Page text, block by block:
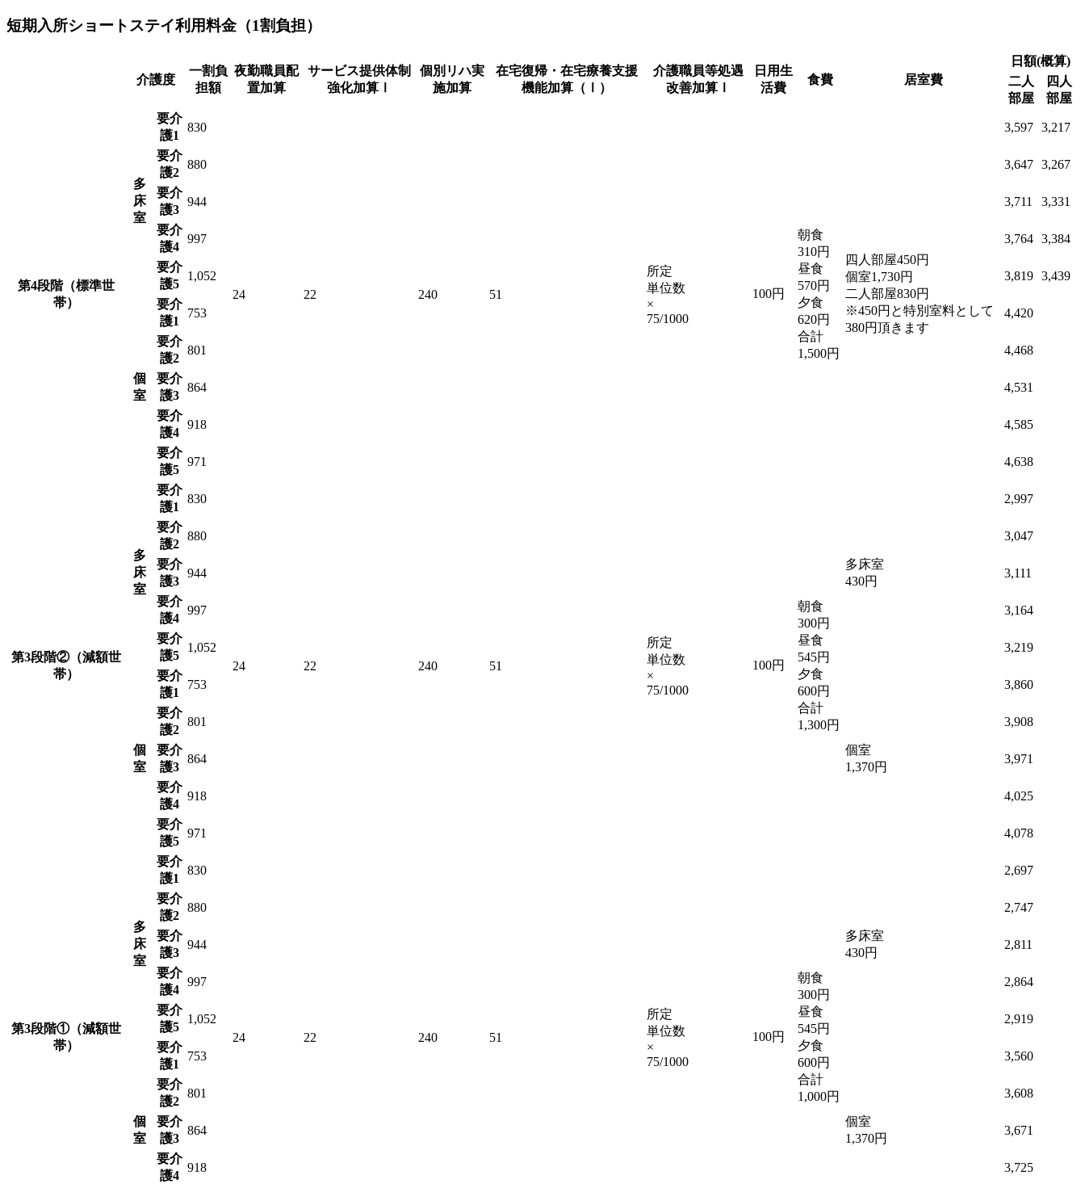
短期入所ショートステイ利用料金（1割負担）
介護度
一割負
担額
夜勤職員配
置加算
サービス提供体制
強化加算Ⅰ
個別リハ実
施加算
在宅復帰・在宅療養支援
機能加算（Ⅰ）
介護職員等処遇
改善加算Ⅰ
日用生
活費
食費 居室費
日額(概算)
二人
部屋
四人
部屋
第4段階（標準世
帯）
多
床
室
要介
護1
830
24 22 240 51
所定
単位数
×
75/1000
100円
朝食
310円
昼食
570円
夕食
620円
合計
1,500円
四人部屋450円
個室1,730円
二人部屋830円
※450円と特別室料として
380円頂きます
3,597 3,217
要介
護2
880 3,647 3,267
要介
護3
944 3,711 3,331
要介
護4
997 3,764 3,384
要介
護5
1,052 3,819 3,439
個
室
要介
護1
753 4,420
要介
護2
801 4,468
要介
護3
864 4,531
要介
護4
918 4,585
要介
護5
971 4,638
第3段階②（減額世
帯）
多
床
室
要介
護1
830
24 22 240 51
所定
単位数
×
75/1000
100円
朝食
300円
昼食
545円
夕食
600円
合計
1,300円
多床室
430円
2,997
要介
護2
880 3,047
要介
護3
944 3,111
要介
護4
997 3,164
要介
護5
1,052 3,219
個
室
要介
護1
753
個室
1,370円
3,860
要介
護2
801 3,908
要介
護3
864 3,971
要介
護4
918 4,025
要介
護5
971 4,078
第3段階①（減額世
帯）
多
床
室
要介
護1
830
24 22 240 51
所定
単位数
×
75/1000
100円
朝食
300円
昼食
545円
夕食
600円
合計
1,000円
多床室
430円
2,697
要介
護2
880 2,747
要介
護3
944 2,811
要介
護4
997 2,864
要介
護5
1,052 2,919
個
室
要介
護1
753
個室
1,370円
3,560
要介
護2
801 3,608
要介
護3
864 3,671
要介
護4
918 3,725